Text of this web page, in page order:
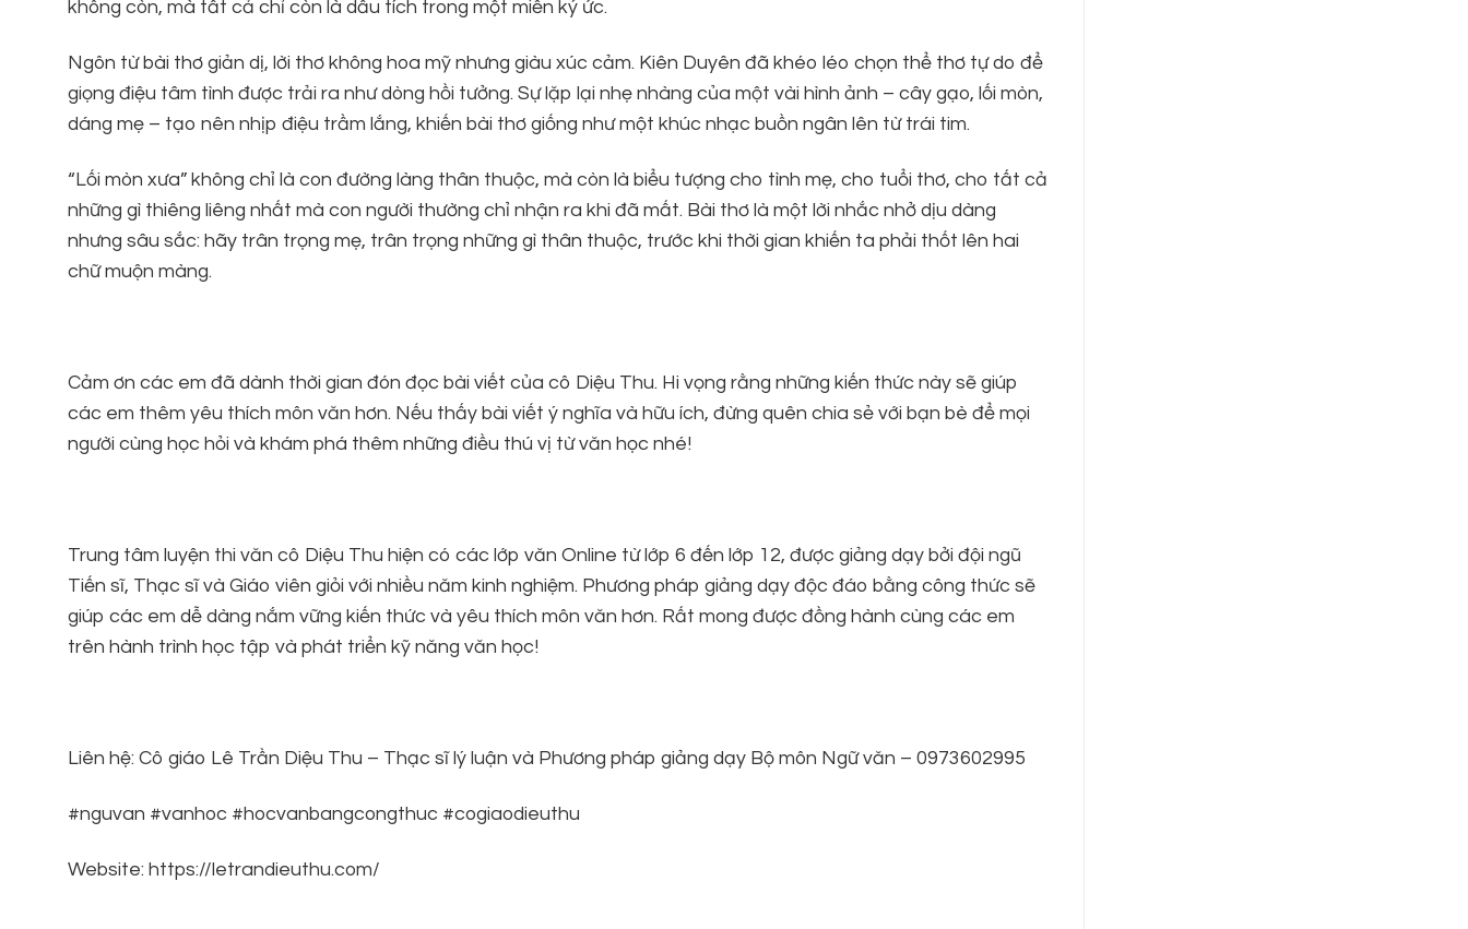
không còn, mà tất cả chỉ còn là dấu tích trong một miền ký ức.
Ngôn từ bài thơ giản dị, lời thơ không hoa mỹ nhưng giàu xúc cảm. Kiên Duyên đã khéo léo chọn thể thơ tự do để
giọng điệu tâm tình được trải ra như dòng hồi tưởng. Sự lặp lại nhẹ nhàng của một vài hình ảnh – cây gạo, lối mòn,
dáng mẹ – tạo nên nhịp điệu trầm lắng, khiến bài thơ giống như một khúc nhạc buồn ngân lên từ trái tim.
“Lối mòn xưa” không chỉ là con đường làng thân thuộc, mà còn là biểu tượng cho tình mẹ, cho tuổi thơ, cho tất cả
những gì thiêng liêng nhất mà con người thường chỉ nhận ra khi đã mất. Bài thơ là một lời nhắc nhở dịu dàng
nhưng sâu sắc: hãy trân trọng mẹ, trân trọng những gì thân thuộc, trước khi thời gian khiến ta phải thốt lên hai
chữ muộn màng.
Cảm ơn các em đã dành thời gian đón đọc bài viết của cô Diệu Thu. Hi vọng rằng những kiến thức này sẽ giúp
các em thêm yêu thích môn văn hơn. Nếu thấy bài viết ý nghĩa và hữu ích, đừng quên chia sẻ với bạn bè để mọi
người cùng học hỏi và khám phá thêm những điều thú vị từ văn học nhé!
Trung tâm luyện thi văn cô Diệu Thu hiện có các lớp văn Online từ lớp 6 đến lớp 12, được giảng dạy bởi đội ngũ
Tiến sĩ, Thạc sĩ và Giáo viên giỏi với nhiều năm kinh nghiệm. Phương pháp giảng dạy độc đáo bằng công thức sẽ
giúp các em dễ dàng nắm vững kiến thức và yêu thích môn văn hơn. Rất mong được đồng hành cùng các em
trên hành trình học tập và phát triển kỹ năng văn học!
Liên hệ: Cô giáo Lê Trần Diệu Thu – Thạc sĩ lý luận và Phương pháp giảng dạy Bộ môn Ngữ văn – 0973602995
#nguvan #vanhoc #hocvanbangcongthuc #cogiaodieuthu
Website: https://letrandieuthu.com/